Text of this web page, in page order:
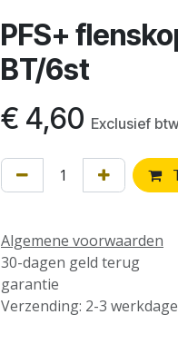
PFS+
BT/6st
€ 4,60 Exclusief
Algemene voorwaarden
30-dagen geld terug
garantie
Verzending: 2-3